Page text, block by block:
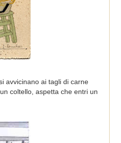
avvicinano ai tagli di carne
coltello, aspetta che entri un